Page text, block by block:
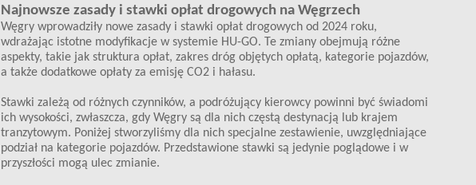
Najnowsze zasady i stawki opłat drogowych na Węgrzech
Węgry wprowadziły nowe zasady i stawki opłat drogowych od 2024 roku,
wdrażając istotne modyfikacje w systemie HU-GO. Te zmiany obejmują różne
aspekty, takie jak struktura opłat, zakres dróg objętych opłatą, kategorie pojazdów,
a także dodatkowe opłaty za emisję CO2 i hałasu.
Stawki zależą od różnych czynników, a podróżujący kierowcy powinni być świadomi
ich wysokości, zwłaszcza, gdy Węgry są dla nich częstą destynacją lub krajem
tranzytowym. Poniżej stworzyliśmy dla nich specjalne zestawienie, uwzględniające
podział na kategorie pojazdów. Przedstawione stawki są jedynie poglądowe i w
przyszłości mogą ulec zmianie.